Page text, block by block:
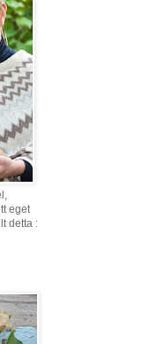
eget
detta :